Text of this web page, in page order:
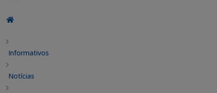
Informativos
Notícias